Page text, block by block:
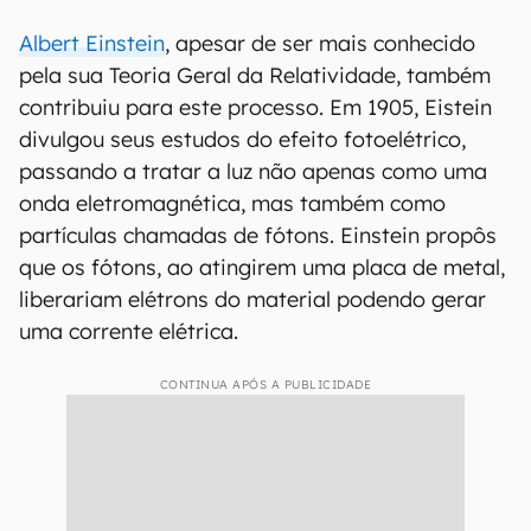
Albert Einstein, apesar de ser mais conhecido
pela sua Teoria Geral da Relatividade, também
contribuiu para este processo. Em 1905, Eistein
divulgou seus estudos do efeito fotoelétrico,
passando a tratar a luz não apenas como uma
onda eletromagnética, mas também como
partículas chamadas de fótons. Einstein propôs
que os fótons, ao atingirem uma placa de metal,
liberariam elétrons do material podendo gerar
uma corrente elétrica.
CONTINUA APÓS A PUBLICIDADE